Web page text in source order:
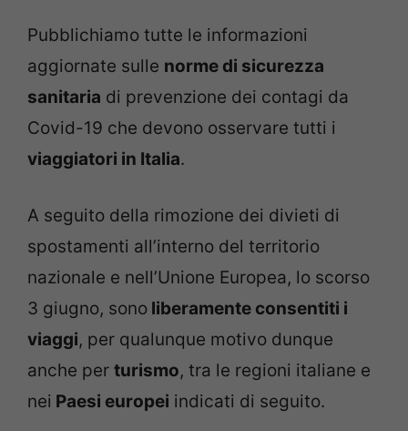
Pubblichiamo tutte le informazioni
aggiornate sulle norme di sicurezza
sanitaria di prevenzione dei contagi da
Covid-19 che devono osservare tutti i
viaggiatori in Italia.
A seguito della rimozione dei divieti di
spostamenti all’interno del territorio
nazionale e nell’Unione Europea, lo scorso
3 giugno, sono liberamente consentiti i
viaggi, per qualunque motivo dunque
anche per turismo, tra le regioni italiane e
nei Paesi europei indicati di seguito.